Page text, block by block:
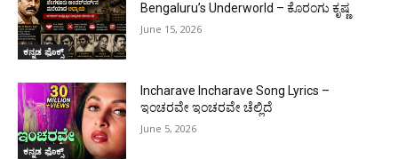
ಕನ್ನಡ ಫೊಕ್ಸ್
Bengaluru’s Underworld – ಕೊರಂಗು ಕೃಷ್ಣ
June 15, 2026
ಕನ್ನಡ ಫೊಕ್ಸ್
Incharave Incharave Song Lyrics –
ಇಂಚರವೇ ಇಂಚರವೇ ಚೆಲ್ಲಿದೆ
June 5, 2026